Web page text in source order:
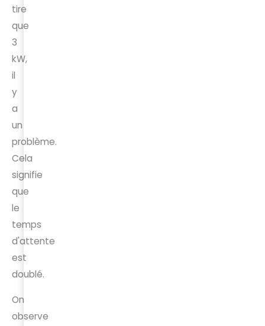
tire
que
3
kW,
il
y
a
un
problème.
Cela
signifie
que
le
temps
d'attente
est
doublé.
On
observe